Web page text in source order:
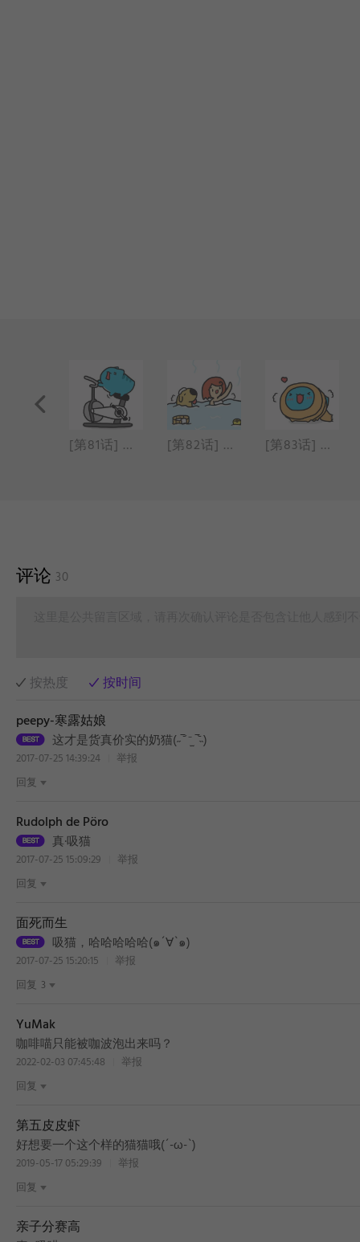
[第81话] 减肥 [第82话] 温泉 [第83话] 围巾
评论 30
按热度
按时间
peepy-寒露姑娘
BEST
这才是货真价实的奶猫(˶‾᷄ ⁻̫ ‾᷅˵)
2017-07-25 14:39:24
举报
回复
Rudolph de Pöro
BEST
真·吸猫
2017-07-25 15:09:29
举报
回复
面死而生
吸猫，哈哈哈哈哈(๑´∀`๑)
2017-07-25 15:20:15
举报
回复 3
YuMak
咖啡喵只能被咖波泡出来吗？
2022-02-03 07:45:48
举报
回复
第五皮皮虾
好想要一个这个样的猫猫哦(´-ω-`)
2019-05-17 05:29:39
举报
回复
亲子分赛高